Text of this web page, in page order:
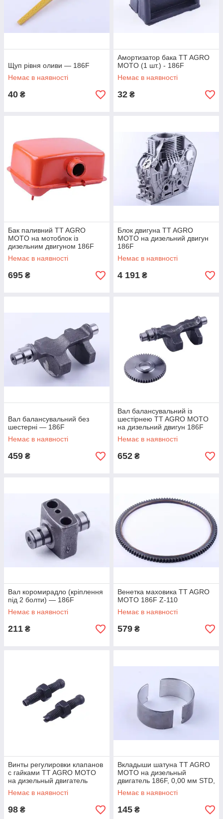
Щуп рівня оливи — 186F
Немає в наявності
40 ₴
Амортизатор бака TT AGRO
MOTO (1 шт.) - 186F
Немає в наявності
32 ₴
Бак паливний TT AGRO
MOTO на мотоблок із
дизельним двигуном 186F
Немає в наявності
695 ₴
Блок двигуна TT AGRO
MOTO на дизельний двигун
186F
Немає в наявності
4 191 ₴
Вал балансувальний без
шестерні — 186F
Немає в наявності
459 ₴
Вал балансувальний із
шестірнею TT AGRO MOTO
на дизельний двигун 186F
Немає в наявності
652 ₴
Вал коромирадло (кріплення
під 2 болти) — 186F
Немає в наявності
211 ₴
Венетка маховика TT AGRO
MOTO 186F Z-110
Немає в наявності
579 ₴
Винты регулировки клапанов
с гайками TT AGRO MOTO
на дизельный двигатель
186F, к-т на 2 клапана
Немає в наявності
98 ₴
Вкладыши шатуна TT AGRO
MOTO на дизельный
двигатель 186F, 0,00 мм STD,
к-т: 2 шт
Немає в наявності
145 ₴